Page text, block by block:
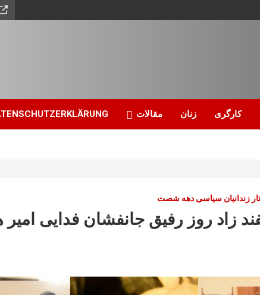
کارگری زنان مقالات
زندانیان سیاسی دهه شصت
زاد روز رفیق جانفشان فدایی